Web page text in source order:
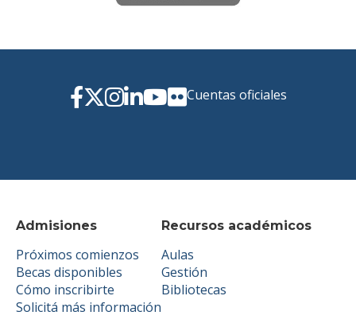
Admisiones
Próximos comienzos
Becas disponibles
Cómo inscribirte
Solicitá más información
Recursos académicos
Aulas
Gestión
Bibliotecas
Cuentas oficiales